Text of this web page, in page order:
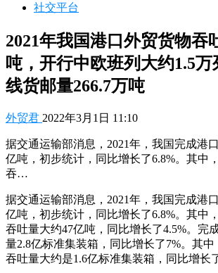
社交平台
2021年我国港口外贸货物吞
吨，开行中欧班列大约1.5
线货邮量266.7万吨
外贸君 2022年3月1日 11:10
据交通运输部消息，2021年，我国完成港
亿吨，初步统计，同比增长了6.8%。其中
吞…
据交通运输部消息，2021年，我国完成港
亿吨，初步统计，同比增长了6.8%。其中
吞吐量大约47亿吨，同比增长了4.5%。完
量2.8亿标准集装箱，同比增长了7%。其
吞吐量大约是1.6亿标准集装箱，同比增长了